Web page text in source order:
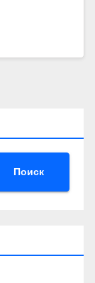
Поиск